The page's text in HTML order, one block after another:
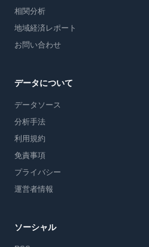
相関分析
地域経済レポート
お問い合わせ
データについて
データソース
分析手法
利用規約
免責事項
プライバシー
運営者情報
ソーシャル